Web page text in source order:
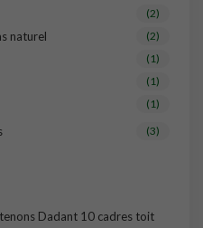
(2)
naturel (2)
(1)
(1)
(1)
(3)
Dadant 10 cadres toit